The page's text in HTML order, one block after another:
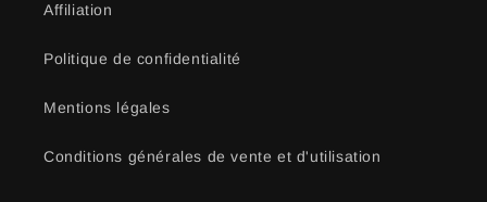
Affiliation
Politique de confidentialité
Mentions légales
Conditions générales de vente et d'utilisation